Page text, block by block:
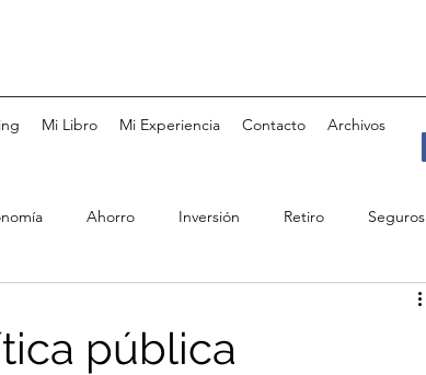
Mi Libro Mi Experiencia Contacto Archivos
Ahorro Inversión Retiro Seguros
pública